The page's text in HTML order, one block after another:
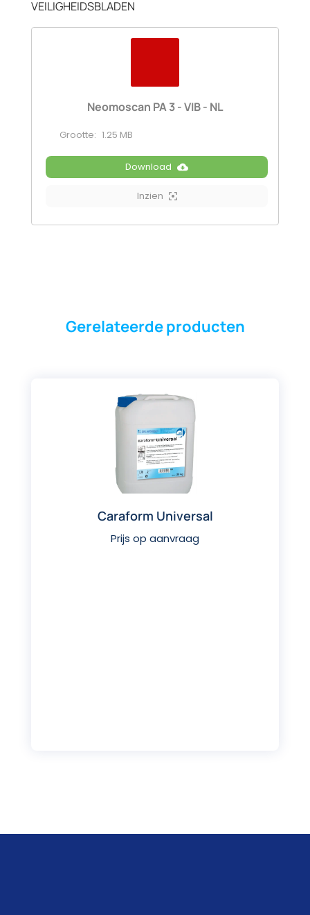
VEILIGHEIDSBLADEN
Neomoscan PA 3 - VIB - NL
Grootte: 1.25 MB
Download
Inzien
Gerelateerde producten
Caraform Universal
Prijs op aanvraag